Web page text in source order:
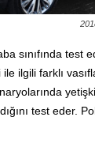
sınıfında test
ilgili farklı
test eder.